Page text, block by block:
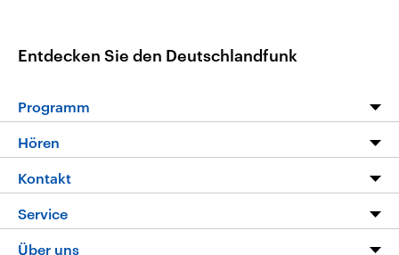
Entdecken Sie den Deutschlandfunk
Programm
Programm
Die Nachrichten
Nachrichtenleicht
Neue Beiträge auf dlf.de
Hören
Livestream
Podcasts
Kontakt
Hörerservice
Service
FAQ
Über uns